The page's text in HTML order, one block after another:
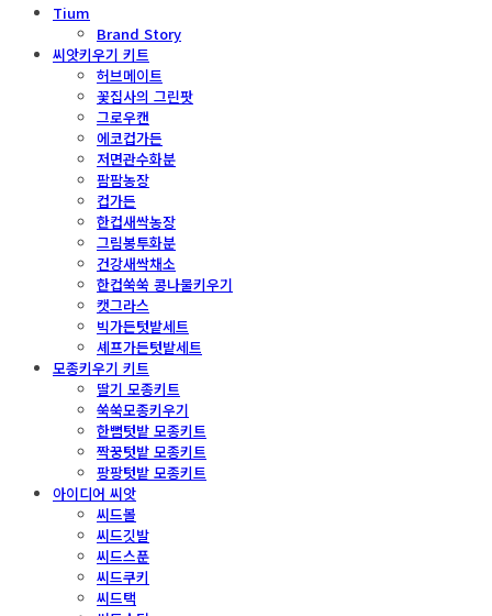
Tium
Brand Story
씨앗키우기 키트
허브메이트
꽃집사의 그린팟
그로우캔
에코컵가든
저면관수화분
팜팜농장
컵가든
한컵새싹농장
그림봉투화분
건강새싹채소
한컵쑥쑥 콩나물키우기
캣그라스
빅가든텃밭세트
셰프가든텃밭세트
모종키우기 키트
딸기 모종키트
쑥쑥모종키우기
한뼘텃밭 모종키트
짝꿍텃밭 모종키트
팡팡텃밭 모종키트
아이디어 씨앗
씨드볼
씨드깃발
씨드스푼
씨드쿠키
씨드택